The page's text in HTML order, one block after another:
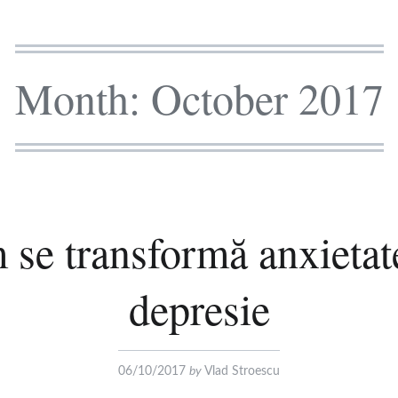
Month: October 2017
se transformă
depresie
06/10/2017 by Vlad Stroescu